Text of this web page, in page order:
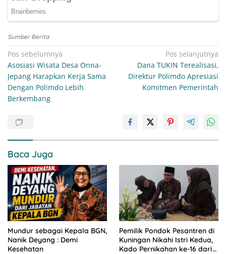
Sumber Berita
Navigasi
pos
Pos sebelumnya
Asosiasi Wisata Desa Onna-
Jepang Harapkan Kerja Sama
Dengan Polimdo Lebih
Berkembang
Pos selanjutnya
Dana TUKIN Terealisasi,
Direktur Polimdo Apresiasi
Komitmen Pemerintah
Baca Juga
Mundur sebagai Kepala BGN,
Nanik Deyang : Demi
Kesehatan
Pemilik Pondok Pesantren di
Kuningan Nikahi Istri Kedua,
Kado Pernikahan ke-16 dari